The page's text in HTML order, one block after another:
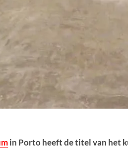
in Porto heeft de titel van het